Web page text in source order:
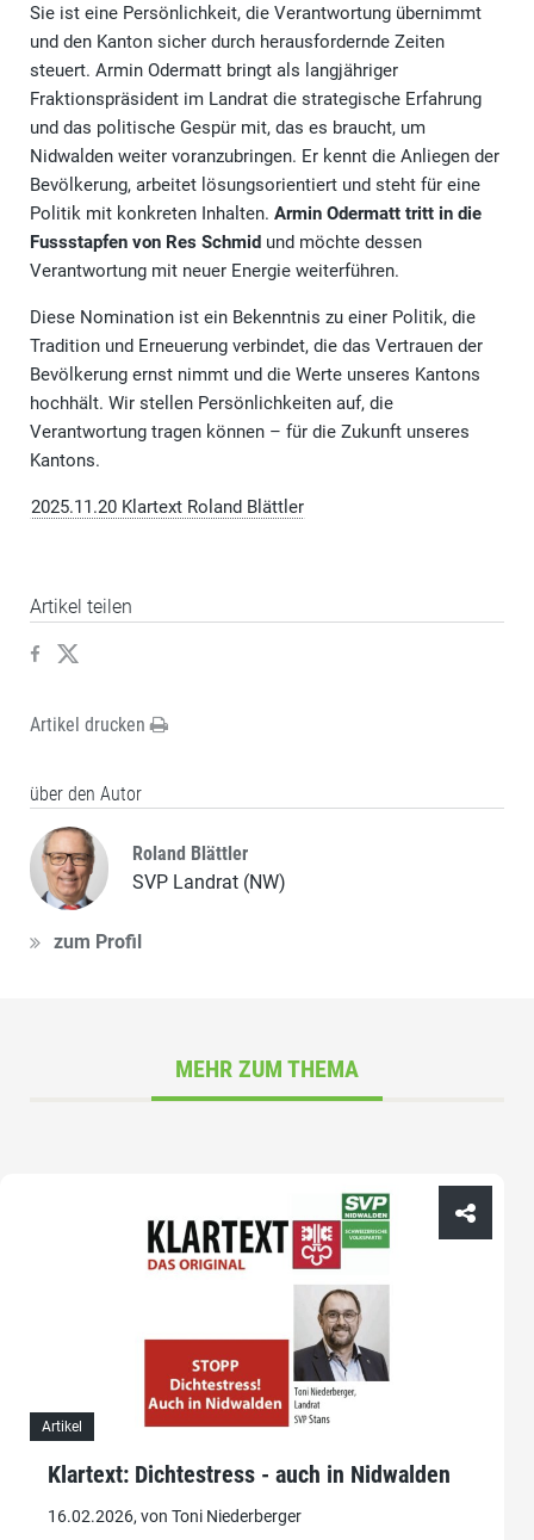
Sie ist eine Persönlichkeit, die Verantwortung übernimmt
und den Kanton sicher durch herausfordernde Zeiten
steuert. Armin Odermatt bringt als langjähriger
Fraktionspräsident im Landrat die strategische Erfahrung
und das politische Gespür mit, das es braucht, um
Nidwalden weiter voranzubringen. Er kennt die Anliegen der
Bevölkerung, arbeitet lösungsorientiert und steht für eine
Politik mit konkreten Inhalten. Armin Odermatt tritt in die
Fussstapfen von Res Schmid und möchte dessen
Verantwortung mit neuer Energie weiterführen.
Diese Nomination ist ein Bekenntnis zu einer Politik, die
Tradition und Erneuerung verbindet, die das Vertrauen der
Bevölkerung ernst nimmt und die Werte unseres Kantons
hochhält. Wir stellen Persönlichkeiten auf, die
Verantwortung tragen können – für die Zukunft unseres
Kantons.
2025.11.20 Klartext Roland Blättler
Artikel teilen
Artikel drucken
über den Autor
Roland Blättler
SVP Landrat (NW)
zum Profil
MEHR ZUM THEMA
Artikel
Klartext: Dichtestress - auch in Nidwalden
16.02.2026, von Toni Niederberger